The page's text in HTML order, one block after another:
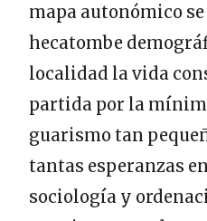
mapa autonómico
hecatombe
localidad la vida
partida por la
guarismo tan
tantas esperanzas
sociología y